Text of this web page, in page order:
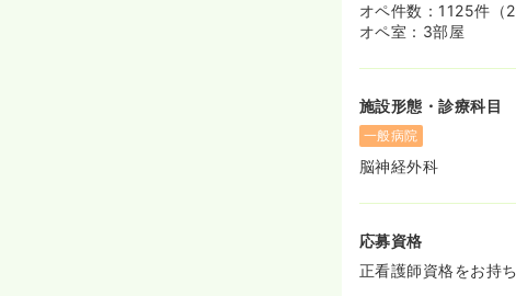
オペ件数：1125件（
オペ室：3部屋
施設形態・診療科目
一般病院
脳神経外科
応募資格
正看護師資格をお持